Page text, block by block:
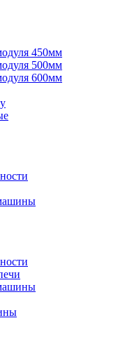
450мм
500мм
600мм